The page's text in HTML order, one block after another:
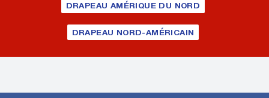
DRAPEAU AMÉRIQUE DU NORD
DRAPEAU NORD-AMÉRICAIN